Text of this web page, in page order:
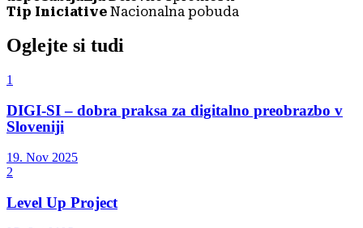
Tip Iniciative Nacionalna pobuda
Oglejte si tudi
1
DIGI-SI – dobra praksa za digitalno preobrazbo v
Sloveniji
19. Nov 2025
2
Level Up Project